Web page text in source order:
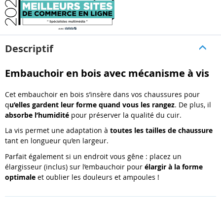
Descriptif
Embauchoir en bois avec mécanisme à vis
Cet embauchoir en bois s’insère dans vos chaussures pour
qu’elles gardent leur forme quand vous les rangez. De plus, il
absorbe l’humidité pour préserver la qualité du cuir.
La vis permet une adaptation à toutes les tailles de chaussure
tant en longueur qu’en largeur.
Parfait également si un endroit vous gêne : placez un
élargisseur (inclus) sur l’embauchoir pour élargir à la forme
optimale et oublier les douleurs et ampoules !